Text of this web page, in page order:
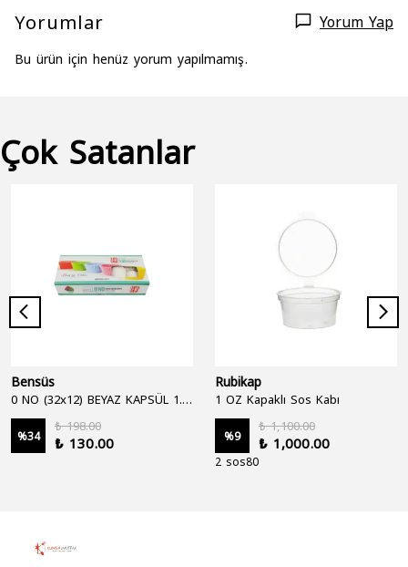
Yorumlar Yorum Yap
Bu ürün için henüz yorum yapılmamış.
Çok Satanlar
Bensüs
%34
₺ 198.00
₺ 130.00
Rubikap
1 OZ Kapaklı Sos Kabı
%9
₺ 1,100.00
₺ 1,000.00
2 sos80